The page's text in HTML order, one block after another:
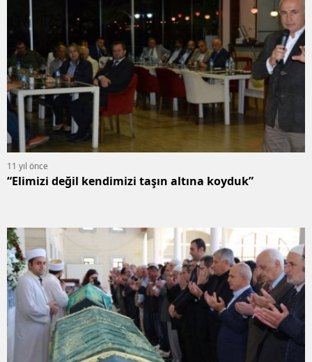
11 yıl önce
“Elimizi değil kendimizi taşın altına koyduk”